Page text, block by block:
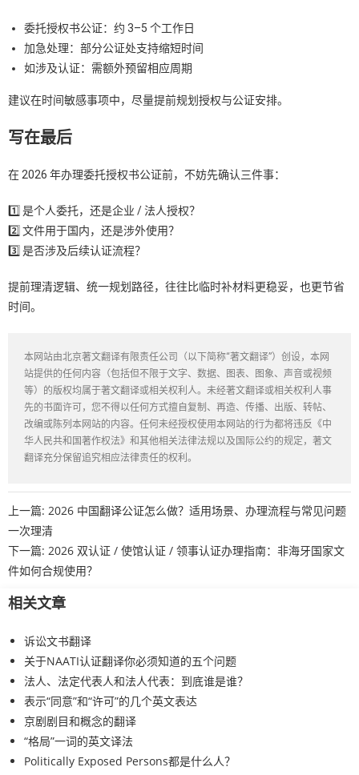
委托授权书公证：约 3–5 个工作日
加急处理：部分公证处支持缩短时间
如涉及认证：需额外预留相应周期
建议在时间敏感事项中，尽量提前规划授权与公证安排。
写在最后
在 2026 年办理委托授权书公证前，不妨先确认三件事：
1️⃣ 是个人委托，还是企业 / 法人授权？
2️⃣ 文件用于国内，还是涉外使用？
3️⃣ 是否涉及后续认证流程？
提前理清逻辑、统一规划路径，往往比临时补材料更稳妥，也更节省
时间。
本网站由北京著文翻译有限责任公司（以下简称“著文翻译”）创设，本网
站提供的任何内容（包括但不限于文字、数据、图表、图象、声音或视频
等）的版权均属于著文翻译或相关权利人。未经著文翻译或相关权利人事
先的书面许可，您不得以任何方式擅自复制、再造、传播、出版、转帖、
改编或陈列本网站的内容。任何未经授权使用本网站的行为都将违反《中
华人民共和国著作权法》和其他相关法律法规以及国际公约的规定，著文
翻译充分保留追究相应法律责任的权利。
上一篇: 2026 中国翻译公证怎么做？适用场景、办理流程与常见问题
一次理清
下一篇: 2026 双认证 / 使馆认证 / 领事认证办理指南：非海牙国家文
件如何合规使用？
相关文章
诉讼文书翻译
关于NAATI认证翻译你必须知道的五个问题
法人、法定代表人和法人代表：到底谁是谁？
表示“同意”和“许可”的几个英文表达
京剧剧目和概念的翻译
“格局”一词的英文译法
Politically Exposed Persons都是什么人？